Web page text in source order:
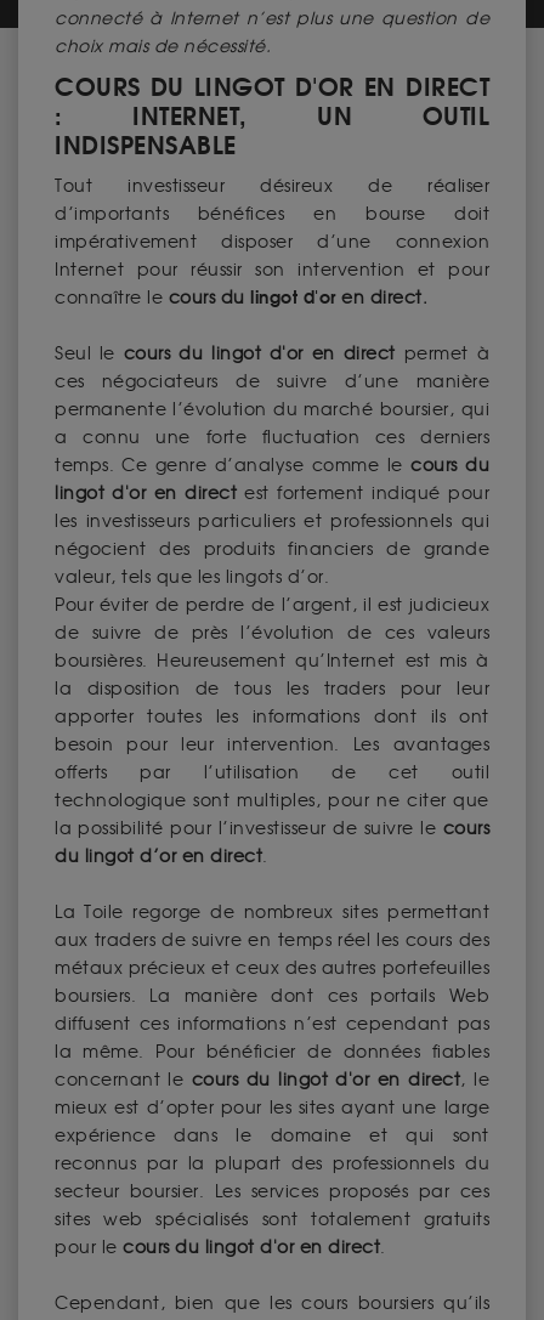
connecté à Internet n’est plus une question de
choix mais de nécessité.
COURS DU LINGOT D'OR EN DIRECT
: INTERNET, UN OUTIL
INDISPENSABLE
Tout investisseur désireux de réaliser
d’importants bénéfices en bourse doit
impérativement disposer d’une connexion
Internet pour réussir son intervention et pour
connaître le cours du lingot d'oren direct.
Seul le cours du lingot d'or en direct permet à
ces négociateurs de suivre d’une manière
permanente l’évolution du marché boursier, qui
a connu une forte fluctuation ces derniers
temps. Ce genre d’analyse comme lecours du
lingot d'or en direct est fortement indiqué pour
les investisseurs particuliers et professionnels qui
négocient des produits financiers de grande
valeur, tels que les lingots d’or.
Pour éviter de perdre de l’argent, il est judicieux
de suivre de près l’évolution de ces valeurs
boursières. Heureusement qu’Internet est mis à
la disposition de tous les traders pour leur
apporter toutes les informations dont ils ont
besoin pour leur intervention. Les avantages
offerts par l’utilisation de cet outil
technologique sont multiples, pour ne citer que
la possibilité pour l’investisseur de suivre le cours
du lingot d’or en direct.
La Toile regorge de nombreux sites permettant
aux traders de suivre en temps réel les cours des
métaux précieux et ceux des autres portefeuilles
boursiers. La manière dont ces portails Web
diffusent ces informations n’est cependant pas
la même. Pour bénéficier de données fiables
concernant le cours du lingot d'or en direct, le
mieux est d’opter pour les sites ayant une large
expérience dans le domaine et qui sont
reconnus par la plupart des professionnels du
secteur boursier. Les services proposés par ces
sites web spécialisés sont totalement gratuits
pour le cours du lingot d'or en direct.
Cependant, bien que les cours boursiers qu’ils